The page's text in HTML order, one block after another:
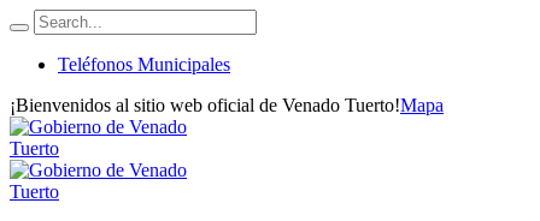
Teléfonos Municipales
¡Bienvenidos al sitio web oficial de Venado Tuerto!Mapa